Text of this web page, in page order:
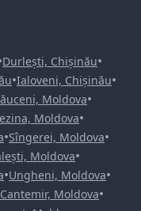
Durlești, Chișinău•
•Ialoveni, Chișinău•
Moldova•
Moldova•
•Sîngerei, Moldova•
Moldova•
•Ungheni, Moldova•
Cantemir, Moldova•